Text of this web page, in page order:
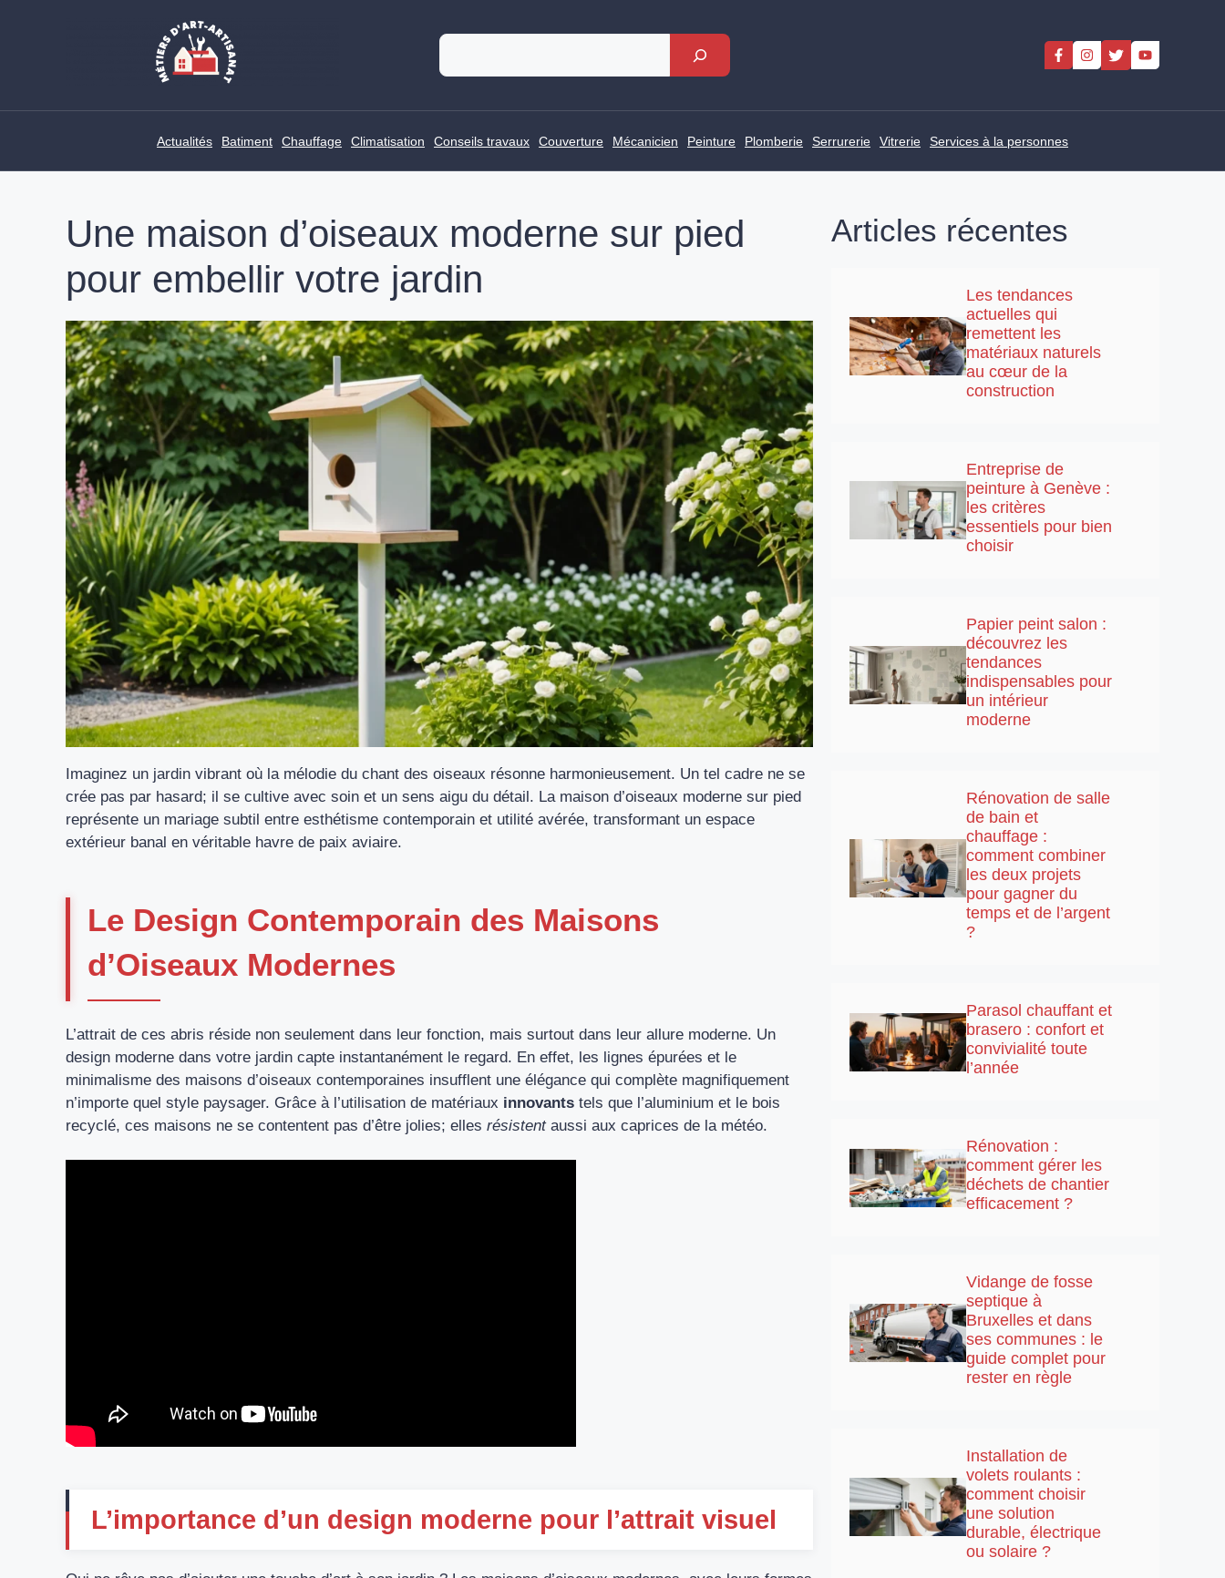
Rechercher
Actualités Batiment Chauffage Climatisation Conseils travaux Couverture Mécanicien Peinture Plomberie Serrurerie Vitrerie Services à la personnes
Une maison d’oiseaux moderne sur pied
pour embellir votre jardin
Imaginez un jardin vibrant où la mélodie du chant des oiseaux résonne harmonieusement. Un tel cadre ne se
crée pas par hasard; il se cultive avec soin et un sens aigu du détail. La maison d’oiseaux moderne sur pied
représente un mariage subtil entre esthétisme contemporain et utilité avérée, transformant un espace
extérieur banal en véritable havre de paix aviaire.
Le Design Contemporain des Maisons
d’Oiseaux Modernes
L’attrait de ces abris réside non seulement dans leur fonction, mais surtout dans leur allure moderne. Un
design moderne dans votre jardin capte instantanément le regard. En effet, les lignes épurées et le
minimalisme des maisons d’oiseaux contemporaines insufflent une élégance qui complète magnifiquement
n’importe quel style paysager. Grâce à l’utilisation de matériaux innovants tels que l’aluminium et le bois
recyclé, ces maisons ne se contentent pas d’être jolies; elles résistentaussi aux caprices de la météo.
L’importance d’un design moderne pour l’attrait visuel
Articles récentes
Les tendances
actuelles qui
remettent les
matériaux naturels
au cœur de la
construction
Entreprise de
peinture à Genève :
les critères
essentiels pour bien
choisir
Papier peint salon :
découvrez les
tendances
indispensables pour
un intérieur
moderne
Rénovation de salle
de bain et
chauffage :
comment combiner
les deux projets
pour gagner du
temps et de l’argent
?
Parasol chauffant et
brasero : confort et
convivialité toute
l’année
Rénovation :
comment gérer les
déchets de chantier
efficacement ?
Vidange de fosse
septique à
Bruxelles et dans
ses communes : le
guide complet pour
rester en règle
Installation de
volets roulants :
comment choisir
une solution
durable, électrique
ou solaire ?